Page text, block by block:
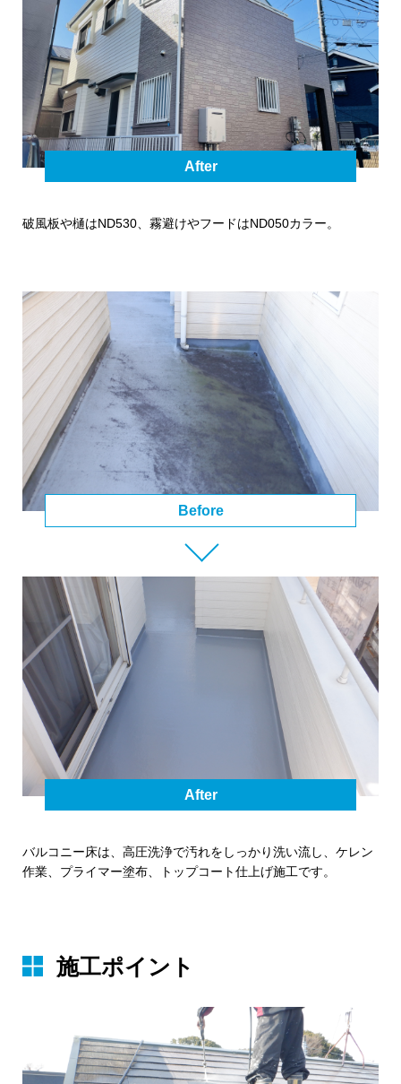
After
破風板や樋はND530、霧避けやフードはND050カラー。
Before
After
バルコニー床は、高圧洗浄で汚れをしっかり洗い流し、ケレン
作業、プライマー塗布、トップコート仕上げ施工です。
施⼯ポイント